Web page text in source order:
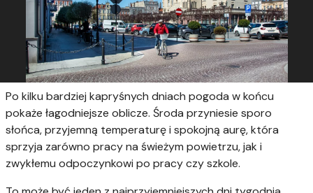
Po kilku bardziej kapryśnych dniach pogoda w końcu
pokaże łagodniejsze oblicze. Środa przyniesie sporo
słońca, przyjemną temperaturę i spokojną aurę, która
sprzyja zarówno pracy na świeżym powietrzu, jak i
zwykłemu odpoczynkowi po pracy czy szkole.